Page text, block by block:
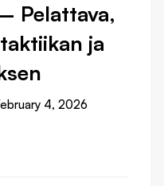
Pelattava,
ja
4, 2026